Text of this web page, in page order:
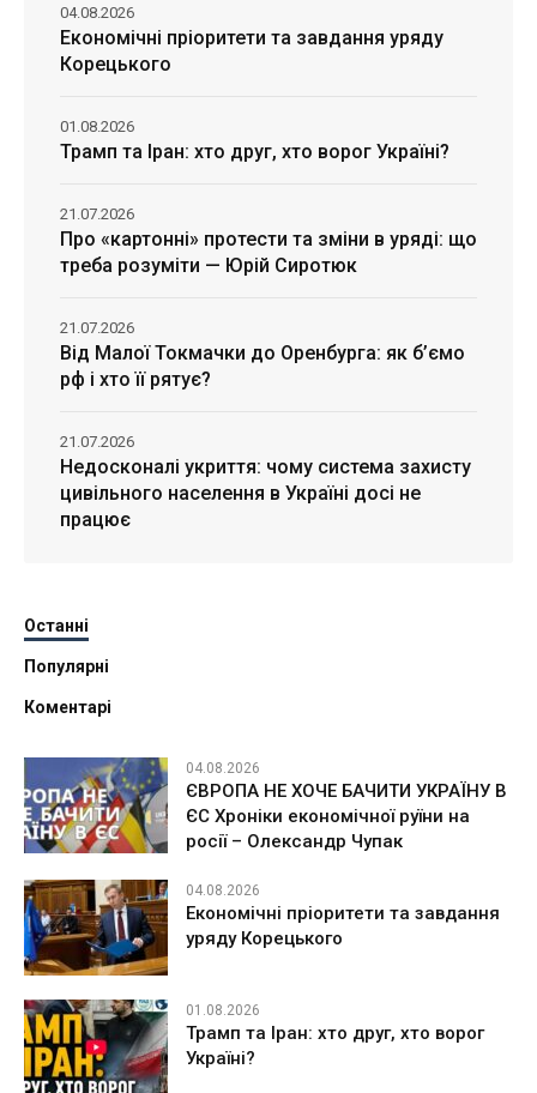
Економічні пріоритети та завдання уряду
Корецького
04.08.2026
Трамп та Іран: хто друг, хто ворог Україні?
01.08.2026
Про «картонні» протести та зміни в уряді: що
треба розуміти — Юрій Сиротюк
21.07.2026
Від Малої Токмачки до Оренбурга: як б’ємо
рф і хто її рятує?
21.07.2026
Недосконалі укриття: чому система захисту
цивільного населення в Україні досі не
працює
21.07.2026
Останні
Популярні
Коментарі
04.08.2026
ЄВРОПА НЕ ХОЧЕ БАЧИТИ УКРАЇНУ В
ЄС Хроніки економічної руїни на
росії – Олександр Чупак
04.08.2026
Економічні пріоритети та завдання
уряду Корецького
01.08.2026
Трамп та Іран: хто друг, хто ворог
Україні?